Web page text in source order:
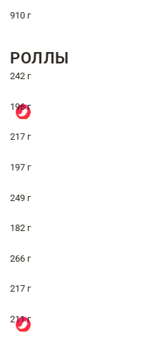
910 г
РОЛЛЫ
242 г
196 г
217 г
197 г
249 г
182 г
266 г
217 г
211 г